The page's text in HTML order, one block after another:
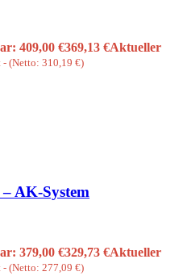
409,00 €369,13 €Aktueller
(Netto: 310,19 €)
AK-System
379,00 €329,73 €Aktueller
(Netto: 277,09 €)